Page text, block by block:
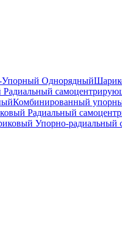
Однорядный
Комбинированный
Радиальный
Упорно-радиальный